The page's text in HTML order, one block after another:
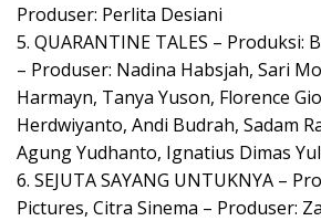
Produser: Perlita Desiani
5. QUARANTINE TALES – Produksi:
– Produser: Nadina Habsjah, Sari
Harmayn, Tanya Yuson, Florence
Herdwiyanto, Andi Budrah, Sadam
Agung Yudhanto, Ignatius Dimas
6. SEJUTA SAYANG UNTUKNYA –
Pictures, Citra Sinema – Produser: